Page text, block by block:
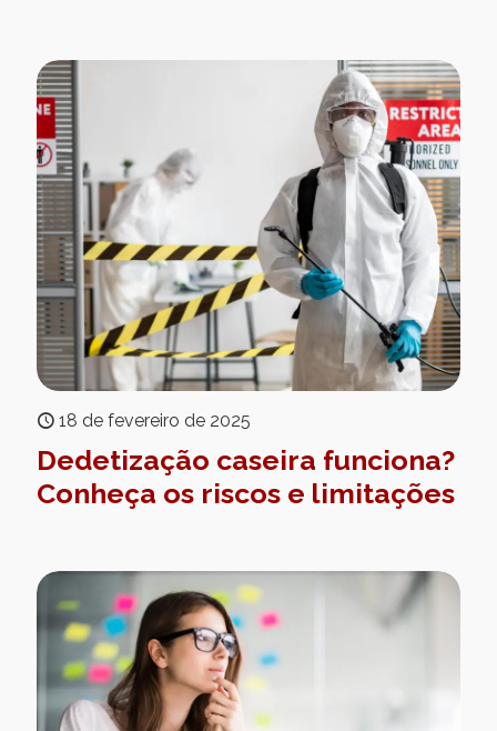
18 de fevereiro de 2025
Dedetização caseira funciona?
Conheça os riscos e limitações